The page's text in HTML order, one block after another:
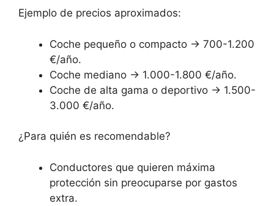
Ejemplo de precios aproximados:
Coche pequeño o compacto → 700-1.200
€/año.
Coche mediano → 1.000-1.800 €/año.
Coche de alta gama o deportivo → 1.500-
3.000 €/año.
¿Para quién es recomendable?
Conductores que quieren máxima
protección sin preocuparse por gastos
extra.